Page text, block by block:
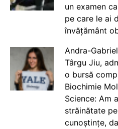
un examen
pe care le ai
învățământ
Andra-
Târgu Jiu,
o bursă
Biochimie
Science: Am
străinătate
cunoștințe,